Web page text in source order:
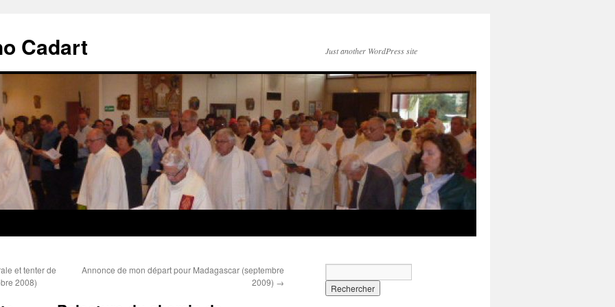
Cadart Just another WordPress site
et tenter de
2008)
Annonce de mon départ pour Madagascar (septembre
2009) →